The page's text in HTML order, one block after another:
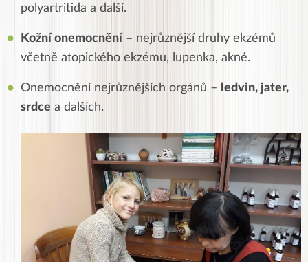
polyartritida a další.
Kožní onemocnění – nejrůznější druhy ekzémů
včetně atopického ekzému, lupenka, akné.
Onemocnění nejrůznějších orgánů –
ledvin, jater,
srdce a dalších.